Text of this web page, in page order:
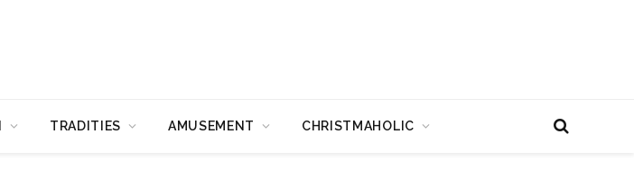
TRADITIES AMUSEMENT CHRISTMAHOLIC